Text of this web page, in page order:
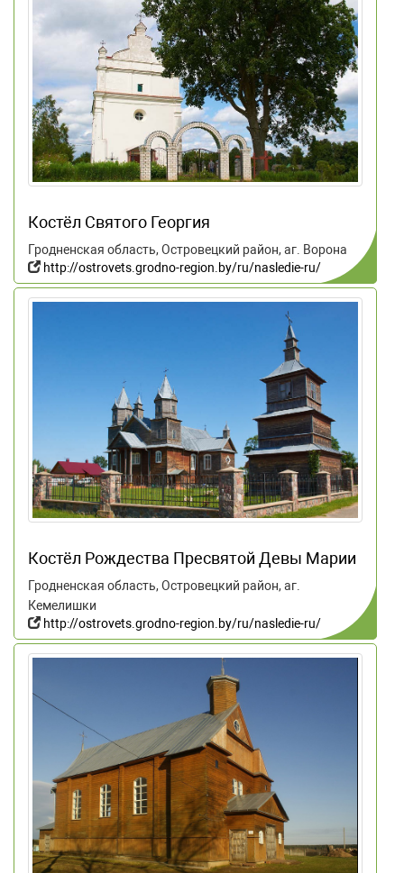
Костёл Святого Георгия
Гродненская область, Островецкий район, аг. Ворона
http://ostrovets.grodno-region.by/ru/nasledie-ru/
Костёл Рождества Пресвятой Девы Марии
Гродненская область, Островецкий район, аг.
Кемелишки
http://ostrovets.grodno-region.by/ru/nasledie-ru/